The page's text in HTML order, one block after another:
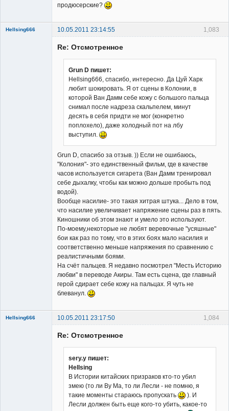
продюсерские?
1,083
Hellsing666 10.05.2011 23:14:55
Re: Отсмотренное
Grun D пишет:
Hellsing666, спасибо, интересно. Да Цуй Харк
любит шокировать. Я от сцены в Колонии, в
которой Ван Дамм себе кожу с большого пальца
снимал после надреза скальпелем, минут
десять в себя придти не мог (конкретно
поплохело), даже холодный пот на лбу
выступил.
Grun D, спасибо за отзыв. )) Если не ошибаюсь,
"Колония"- это единственный фильм, где в качестве
часов используется сигарета (Ван Дамм тренировал
себе дыхалку, чтобы как можно дольше пробыть под
водой).
Вообще насилие- это такая хитрая штука... Дело в том,
что насилие увеличивает напряжение сцены раз в пять.
Киношники об этом знают и умело это используют.
По-моему,некоторые не любят веревочные "усяшные"
бои как раз по тому, что в этих боях мало насилия и
соответственно меньше напряжения по сравнению с
реалистичными боями.
На счёт пальцев. Я недавно посмотрел "Месть Историю
любви" в переводе Акиры. Там есть сцена, где главный
герой сдирает себе кожу на пальцах. Я чуть не
блеванул.
1,084
Hellsing666 10.05.2011 23:17:50
Re: Отсмотренное
sery.y пишет:
Hellsing
В Истории китайских призраков кто-то убил
змею (то ли Ву Ма, то ли Лесли - не помню, я
такие моменты стараюсь пропускать
). И
Лесли должен быть еще кого-то убить, какое-то